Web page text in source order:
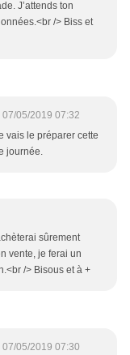
J’attends ton
/> Biss et
07/05/2019 07:32
vais le préparer cette
journée.
sûrement
vente, je ferai un
/> Bisous et à +
07/05/2019 07:30